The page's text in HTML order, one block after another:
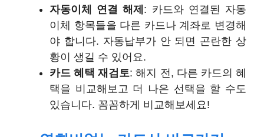
자동이체 연결 해제 : 카드와 연결된 자동
이체 항목들을 다른 카드나 계좌로 변경해
야 합니다. 자동납부가 안 되면 곤란한 상
황이 생길 수 있어요.
카드 혜택 재검토: 해지 전, 다른 카드의 혜
택을 비교해보고 더 나은 선택을 할 수도
있습니다. 꼼꼼하게 비교해보세요!